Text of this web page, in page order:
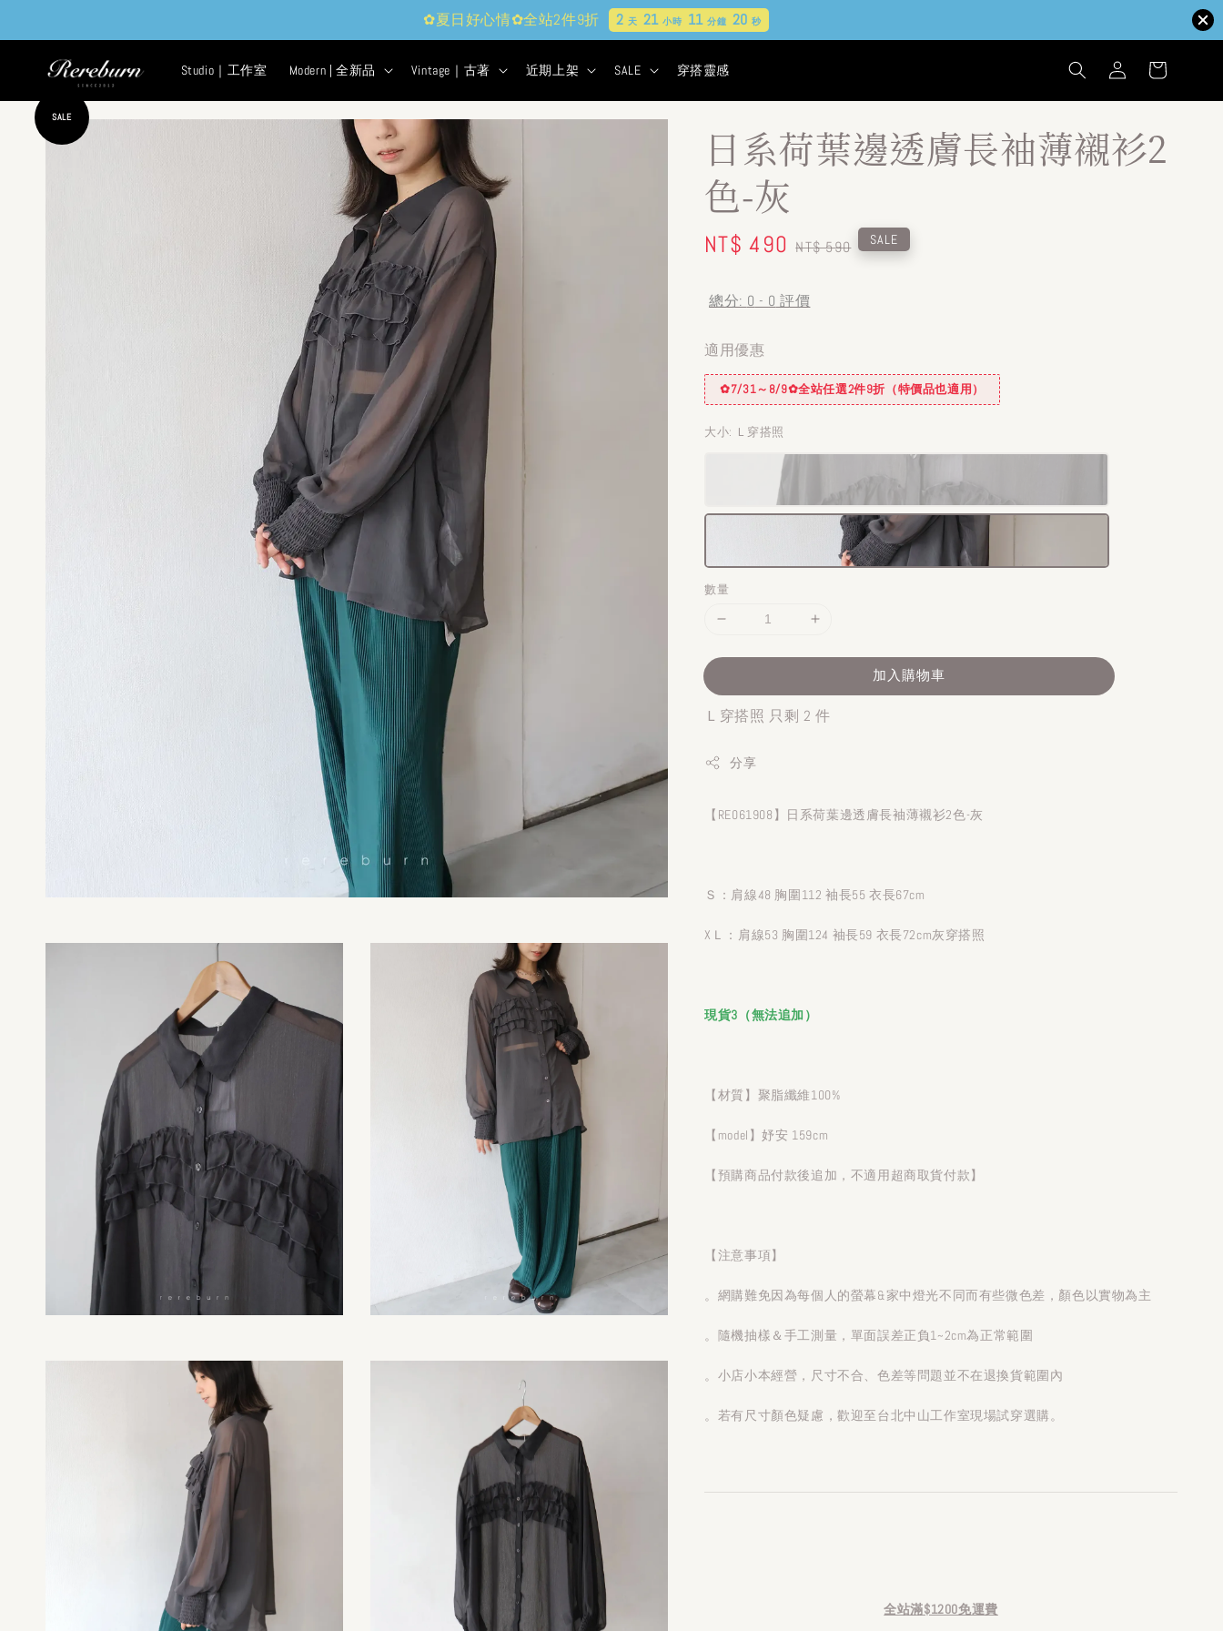
✿夏日好心情✿全站2件9折 2 天 21小時 11分鐘 19秒
Studio｜工作室 Modern | 全新品 Vintage｜古著 近期上架 SALE 穿搭靈感
SALE
日系荷葉邊透膚長袖薄襯衫2
色-灰
Sale
NT$ 490 Regular
NT$ 590 SALE
總分: 0 - 0 評價
適用優惠
✿7/31～8/9✿全站任選2件9折（特價品也適用）
大小: Ｌ穿搭照
數量
加入購物車
Ｌ穿搭照 只剩 2 件
分享
【RE061908】日系荷葉邊透膚長袖薄襯衫2色-灰
Ｓ：肩線48 胸圍112 袖長55 衣長67cm
XＬ：肩線53 胸圍124 袖長59 衣長72cm灰穿搭照
現貨3（無法追加）
【材質】聚脂纖維100%
【model】妤安 159cm
【預購商品付款後追加，不適用超商取貨付款】
【注意事項】
。網購難免因為每個人的螢幕&家中燈光不同而有些微色差，顏色以實物為主
。隨機抽樣＆手工測量，單面誤差正負1~2cm為正常範圍
。小店小本經營，尺寸不合、色差等問題並不在退換貨範圍內
。若有尺寸顏色疑慮，歡迎至台北中山工作室現場試穿選購。
全站滿$1200免運費